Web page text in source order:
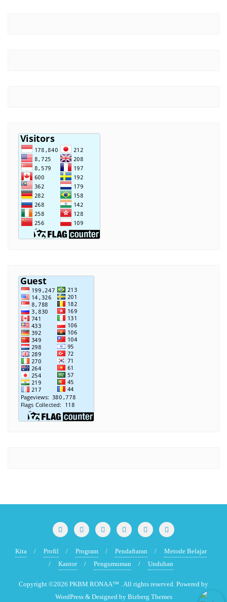
Kita Profil Program Pendaftaran
Metode Belajar
Kantor
Pengumuman Unduhan
Copyright ©2026 PKBM RONAA™ . All rights reserved. Powered by
WordPress & Designed by Bizberg Themes